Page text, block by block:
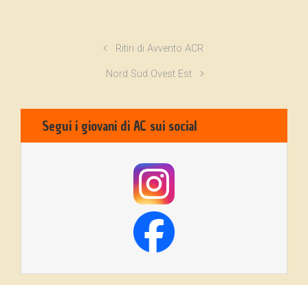
Ritiri di Avvento ACR
Nord Sud Ovest Est
Segui i giovani di AC sui social